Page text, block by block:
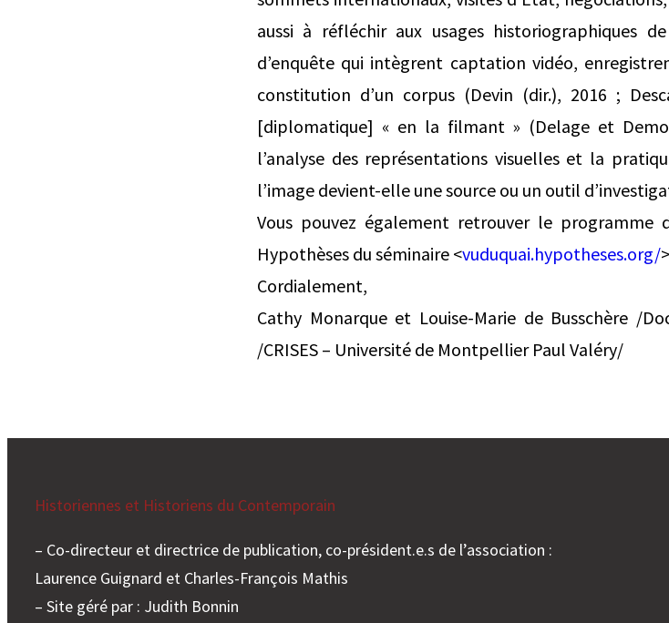
aussi à réfléchir aux usages historiographiques
d’enquête qui intègrent captation vidéo,
constitution d’un corpus (Devin (dir.), 2016 ;
[diplomatique] « en la filmant » (Delage et
l’analyse des représentations visuelles et la
l’image devient-elle une source ou un outil
Vous pouvez également retrouver le programme
Hypothèses du séminaire <vuduquai.hypotheses.org/
Cordialement,
Cathy Monarque et Louise-Marie de Busschère /
/CRISES – Université de Montpellier Paul Valéry/
Historiennes et Historiens du Contemporain
– Co-directeur et directrice de publication, co-président.e.s de l’association :
Laurence Guignard et Charles-François Mathis
– Site géré par : Judith Bonnin